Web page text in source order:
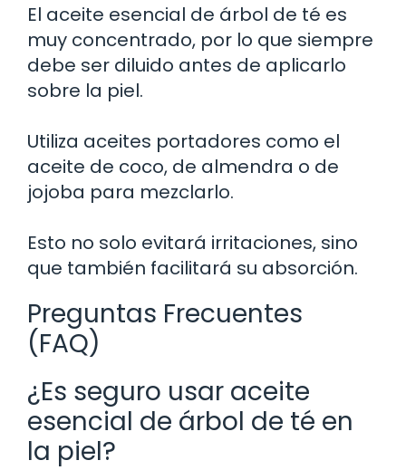
El aceite esencial de árbol de té es
muy concentrado, por lo que siempre
debe ser diluido antes de aplicarlo
sobre la piel.
Utiliza aceites portadores como el
aceite de coco, de almendra o de
jojoba para mezclarlo.
Esto no solo evitará irritaciones, sino
que también facilitará su absorción.
Preguntas Frecuentes
(FAQ)
¿Es seguro usar aceite
esencial de árbol de té en
la piel?